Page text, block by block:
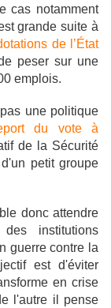
cas notamment
grande suite à
de l’État
peser sur une
emplois.
une politique
du vote à
de la Sécurité
petit groupe
donc attendre
institutions
guerre contre la
est d'éviter
en crise
l'autre il pense